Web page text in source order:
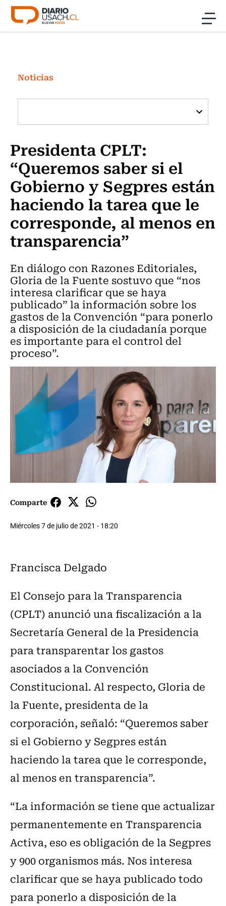
Click acá para ir directamente al contenido
Investigación
Cultura
Programas Radio y TV Usach
Noticias
Presidenta CPLT:
“Queremos saber si el
Gobierno y Segpres están
haciendo la tarea que le
corresponde, al menos en
transparencia”
En diálogo con Razones Editoriales,
Gloria de la Fuente sostuvo que “nos
interesa clarificar que se haya
publicado” la información sobre los
gastos de la Convención “para ponerlo
a disposición de la ciudadanía porque
es importante para el control del
proceso”.
Comparte
Miércoles 7 de julio de 2021 - 18:20
Francisca Delgado
El Consejo para la Transparencia
(CPLT) anunció una fiscalización a la
Secretaría General de la Presidencia
para transparentar los gastos
asociados a la Convención
Constitucional. Al respecto, Gloria de
la Fuente, presidenta de la
corporación, señaló: “Queremos saber
si el Gobierno y Segpres están
haciendo la tarea que le corresponde,
al menos en transparencia”.
“La información se tiene que actualizar
permanentemente en Transparencia
Activa, eso es obligación de la Segpres
y 900 organismos más. Nos interesa
clarificar que se haya publicado todo
para ponerlo a disposición de la